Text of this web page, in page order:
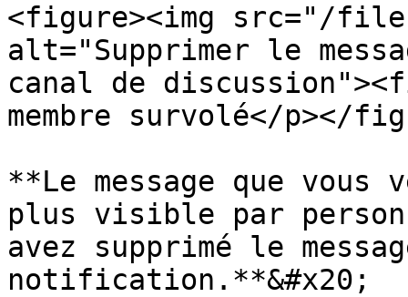
<figure><img src="/files/
alt="Supprimer le
canal de
membre survolé</p></
**Le message que vous
plus visible par
avez supprimé le
notification.**&#x20;